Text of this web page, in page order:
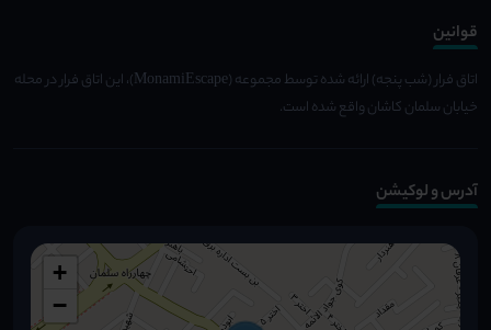
قوانین
اتاق فرار (شب پنجه) ارائه شده توسط مجموعه (MonamiEscape)، این اتاق فرار در محله
خیابان سلمان کاشان واقع شده است.
آدرس و لوکیشن
+
−